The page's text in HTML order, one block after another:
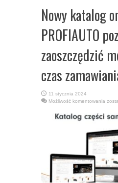
Nowy katalog
PROFIAUTO
zaoszczędzić
czas
11 stycznia 2024
Możliwość komentowania Nowy
czas
części